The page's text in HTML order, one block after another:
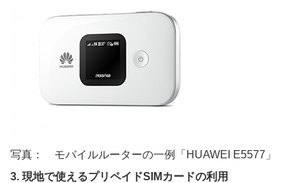
写真： モバイルルーターの一例「HUAWEI E5577」
3. 現地で使えるプリペイドSIMカードの利用